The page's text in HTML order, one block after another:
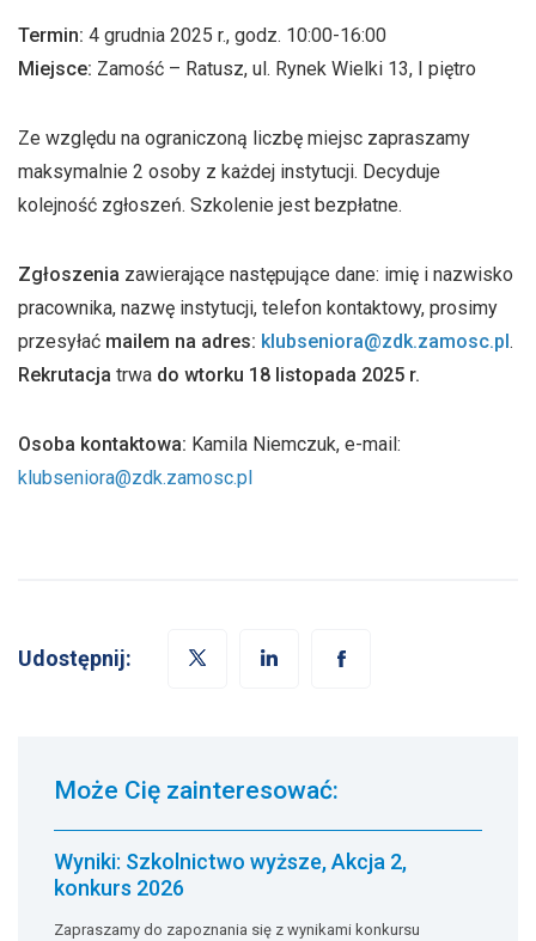
Termin: 4 grudnia 2025 r., godz. 10:00-16:00
Miejsce: Zamość – Ratusz, ul. Rynek Wielki 13, I piętro
Ze względu na ograniczoną liczbę miejsc zapraszamy
maksymalnie 2 osoby z każdej instytucji. Decyduje
kolejność zgłoszeń. Szkolenie jest bezpłatne.
Zgłoszenia zawierające następujące dane: imię i nazwisko
pracownika, nazwę instytucji, telefon kontaktowy, prosimy
przesyłać mailem na adres: klubseniora@zdk.zamosc.pl.
Rekrutacja trwa do wtorku 18 listopada 2025 r.
Osoba kontaktowa: Kamila Niemczuk, e-mail:
klubseniora@zdk.zamosc.pl
Udostępnij:
Może Cię zainteresować:
Wyniki: Szkolnictwo wyższe, Akcja 2,
konkurs 2026
Zapraszamy do zapoznania się z wynikami konkursu